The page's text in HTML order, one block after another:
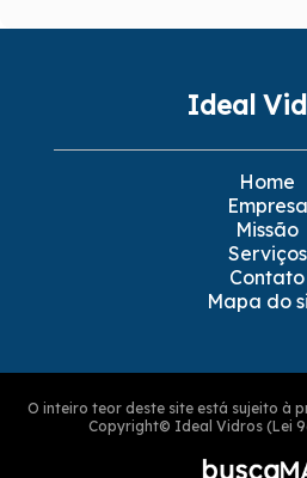
Ideal
Home
Empresa
Missão
Serviços
Contato
Mapa do
O inteiro teor deste site está sujeito à
Copyright© Ideal Vidros (Lei